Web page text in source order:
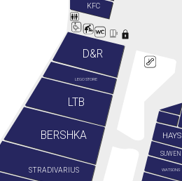
BERSHKA
D&R
HAYS
LEGO STORE
LTB
KFC
STRADIVARIUS
SUWEN
WATSONS